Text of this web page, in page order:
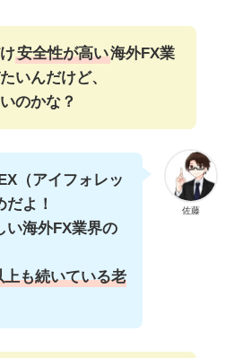
安全性が高い海外FX業
いんだけど、
のかな？
佐藤
（アイフォレッ
よ！
い海外FX業界の
も続いている老